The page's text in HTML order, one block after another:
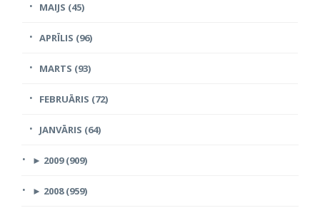
MAIJS (45)
APRĪLIS (96)
MARTS (93)
FEBRUĀRIS (72)
JANVĀRIS (64)
► 2009 (909)
► 2008 (959)